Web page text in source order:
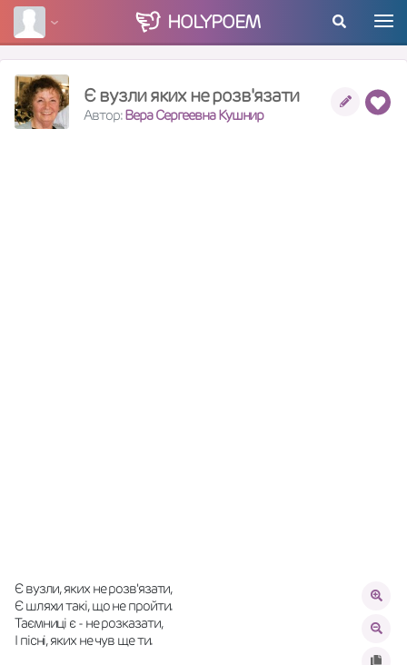
HOLYPOEM
Є вузли яких не розв'язати
Автор:Вера Сергеевна Кушнир
Є вузли, яких не розв'язати,
Є шляхи такі, що не пройти.
Таємниці є - не розказати,
І пісні, яких не чув ще ти.